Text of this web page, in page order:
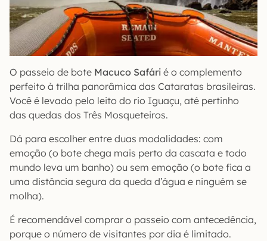
O passeio de bote Macuco Safári é o complemento
perfeito à trilha panorâmica das Cataratas brasileiras.
Você é levado pelo leito do rio Iguaçu, até pertinho
das quedas dos Três Mosqueteiros.
Dá para escolher entre duas modalidades: com
emoção (o bote chega mais perto da cascata e todo
mundo leva um banho) ou sem emoção (o bote fica a
uma distância segura da queda d’água e ninguém se
molha).
É recomendável comprar o passeio com antecedência,
porque o número de visitantes por dia é limitado.